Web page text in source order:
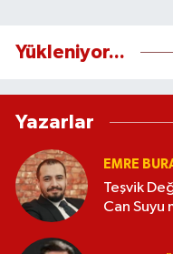
Yükleniyor...
Yazarlar
EMRE
Teşvik
Can Suyu